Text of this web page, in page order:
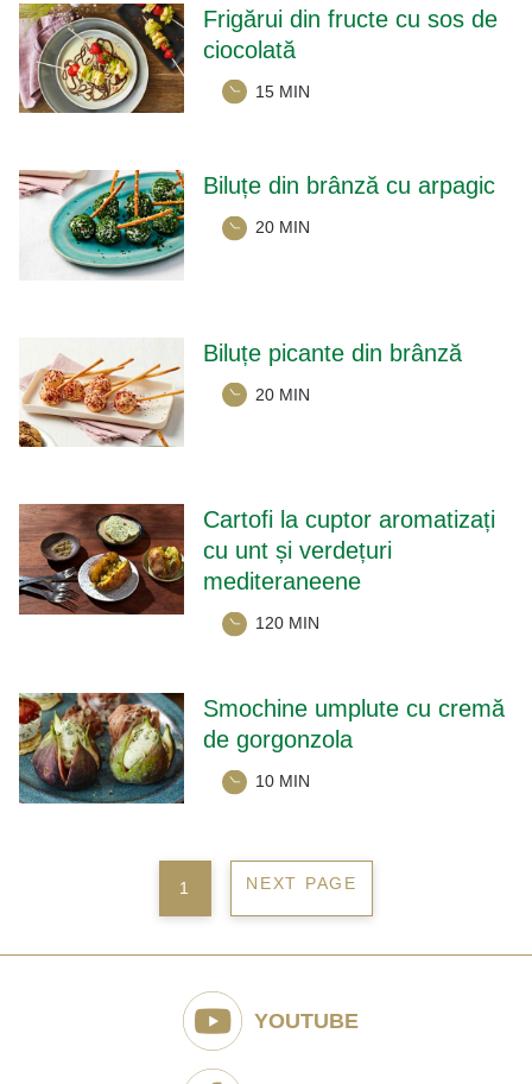
Frigărui din fructe cu sos de
ciocolată
15 MIN
Biluțe din brânză cu arpagic
20 MIN
Biluțe picante din brânză
20 MIN
Cartofi la cuptor aromatizați
cu unt și verdețuri
mediteraneene
120 MIN
Smochine umplute cu cremă
de gorgonzola
10 MIN
articole
PAGE
1 NEXT PAGE
YOUTUBE